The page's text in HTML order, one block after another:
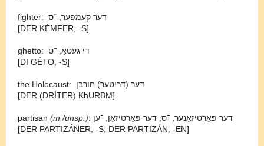
fighter: דער קעמפֿער, ־⁠ס
[DER KÉMFER, -⁠S]
ghetto: די געטאָ, ־⁠ס
[DI GÉTO, -⁠S]
the Holocaust: דער (דריטער) חורבן
[DER (DRÍTER) KhURBM]
partisan (m./unsp.)
: דער פּאַרטיזאַנער, ־⁠ס; דער פּאַרטיזאַן, ־⁠ען
[DER PARTIZÁNER, -⁠S; DER PARTIZÁN, -⁠EN]